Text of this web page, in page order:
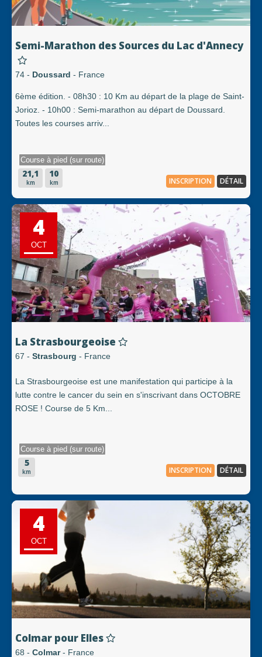
Semi-Marathon des Sources du Lac d'Annecy
74 - Doussard - France
6ème édition. - 08h30 : 10 Km au départ de la plage de Saint-
Jorioz. - 10h00 : Semi-marathon au départ de Doussard.
Toutes les courses arriv...
Course à pied (sur route)
21,1
km
10
km INSCRIPTION DÉTAIL
4
OCT
La Strasbourgeoise
67 - Strasbourg - France
La Strasbourgeoise est une manifestation qui participe à la
lutte contre le cancer du sein en s'inscrivant dans OCTOBRE
ROSE ! Course de 5 Km...
Course à pied (sur route)
5
km INSCRIPTION DÉTAIL
4
OCT
Colmar pour Elles
68 - Colmar- France